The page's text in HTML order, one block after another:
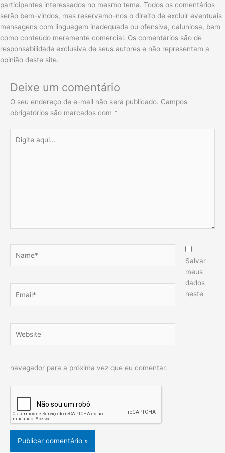
participantes interessados no mesmo tema. Todos os comentários
serão bem-vindos, mas reservamo-nos o direito de excluir eventuais
mensagens com linguagem inadequada ou ofensiva, caluniosa, bem
como conteúdo meramente comercial. Os comentários são de
responsabilidade exclusiva de seus autores e não representam a
opinião deste site.
Deixe um comentário
O seu endereço de e-mail não será publicado. Campos
obrigatórios são marcados com *
aqui...
Salvar
meus
dados
neste
navegador para a próxima vez que eu comentar.